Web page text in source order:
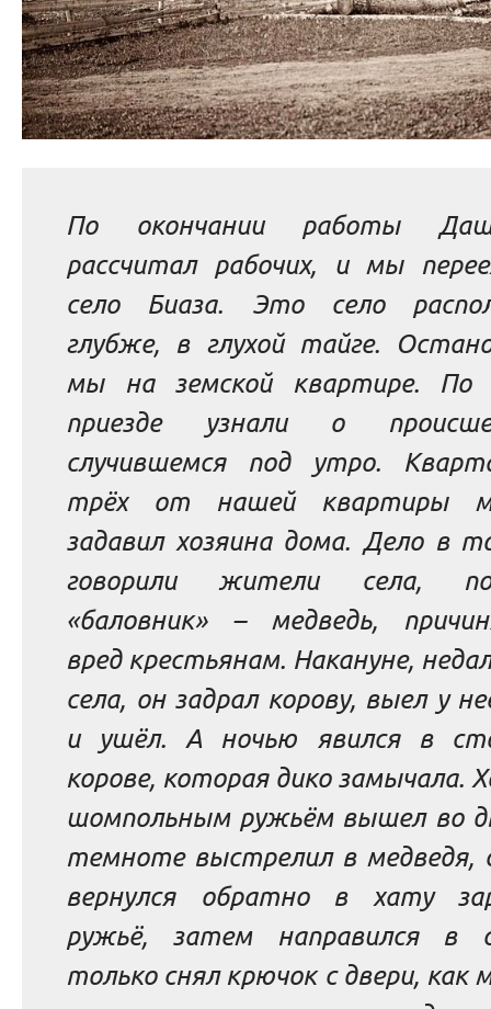
По окончании работы
рассчитал рабочих, и мы
село Биаза. Это село
глубже, в глухой тайге.
мы на земской квартире. По
приезде узнали о
случившемся под утро.
трёх от нашей квартиры
задавил хозяина дома. Дело в
говорили жители села,
«баловник» – медведь,
вред крестьянам. Накануне,
села, он задрал корову, выел у
и ушёл. А ночью явился в
корове, которая дико замычала.
шомпольным ружьём вышел во
темноте выстрелил в медведя,
вернулся обратно в хату
ружьё, затем направился в
только снял крючок с двери, как